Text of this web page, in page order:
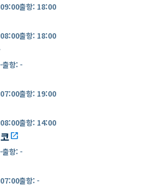
09:00출항: 18:00
08:00출항: 18:00
-출항: -
07:00출항: 19:00
08:00출항: 14:00
open_in_new
-출항: -
07:00출항: -